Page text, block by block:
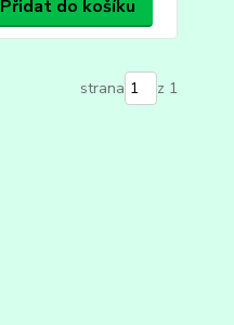
Přidat do košíku
strana z 1